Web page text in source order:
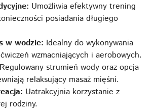
Umożliwia efektywny trening
posiadania długiego
w wodzie: Idealny do wykonywania
wzmacniających i aerobowych.
Regulowany strumień wody oraz opcja
relaksujący masaż mięśni.
Uatrakcyjnia korzystanie z
rodziny.